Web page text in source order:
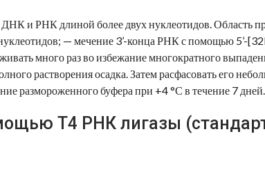
и РНК длиной более двух нуклеотидов. Область
— мечение 3’-конца РНК с помощью 5’-
много раз во избежание многократного
растворения осадка. Затем расфасовать его
размороженного буфера при +4 °С в течение 7 дней.
Т4 РНК лигазы